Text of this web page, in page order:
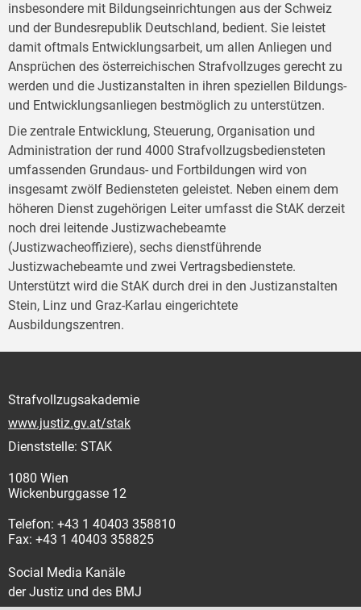
insbesondere mit Bildungseinrichtungen aus der Schweiz
und der Bundesrepublik Deutschland, bedient. Sie leistet
damit oftmals Entwicklungsarbeit, um allen Anliegen und
Ansprüchen des österreichischen Strafvollzuges gerecht zu
werden und die Justizanstalten in ihren speziellen Bildungs-
und Entwicklungsanliegen bestmöglich zu unterstützen.
Die zentrale Entwicklung, Steuerung, Organisation und
Administration der rund 4000 Strafvollzugsbediensteten
umfassenden Grundaus- und Fortbildungen wird von
insgesamt zwölf Bediensteten geleistet. Neben einem dem
höheren Dienst zugehörigen Leiter umfasst die StAK derzeit
noch drei leitende Justizwachebeamte
(Justizwacheoffiziere), sechs dienstführende
Justizwachebeamte und zwei Vertragsbedienstete.
Unterstützt wird die StAK durch drei in den Justizanstalten
Stein, Linz und Graz-Karlau eingerichtete
Ausbildungszentren.
Strafvollzugsakademie
www.justiz.gv.at/stak
Dienststelle: STAK
1080 Wien
Wickenburggasse 12
Telefon: +43 1 40403 358810
Fax: +43 1 40403 358825
Social Media Kanäle
der Justiz und des BMJ